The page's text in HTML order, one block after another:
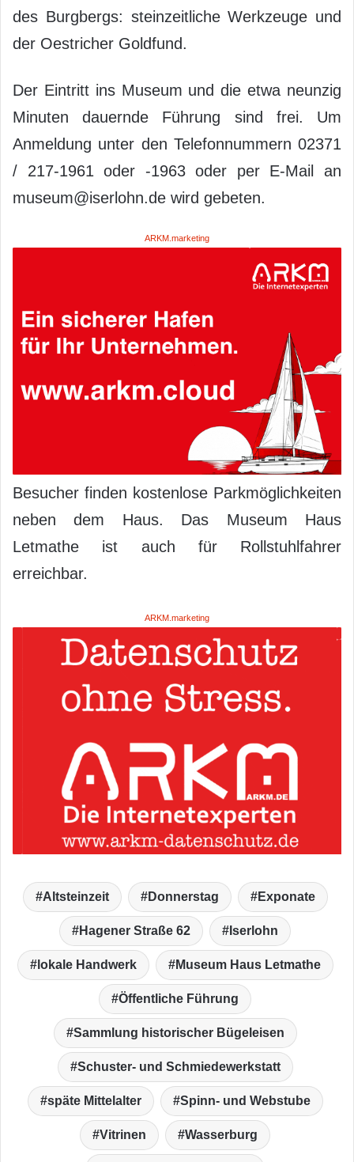
des Burgbergs: steinzeitliche Werkzeuge und
der Oestricher Goldfund.
Der Eintritt ins Museum und die etwa neunzig
Minuten dauernde Führung sind frei. Um
Anmeldung unter den Telefonnummern 02371
/ 217-1961 oder -1963 oder per E-Mail an
museum@iserlohn.de wird gebeten.
ARKM.marketing
Besucher finden kostenlose Parkmöglichkeiten
neben dem Haus. Das Museum Haus
Letmathe ist auch für Rollstuhlfahrer
erreichbar.
ARKM.marketing
Altsteinzeit Donnerstag Exponate
Hagener Straße 62 Iserlohn
lokale Handwerk Museum Haus Letmathe
Öffentliche Führung
Sammlung historischer Bügeleisen
Schuster- und Schmiedewerkstatt
späte Mittelalter Spinn- und Webstube
Vitrinen Wasserburg